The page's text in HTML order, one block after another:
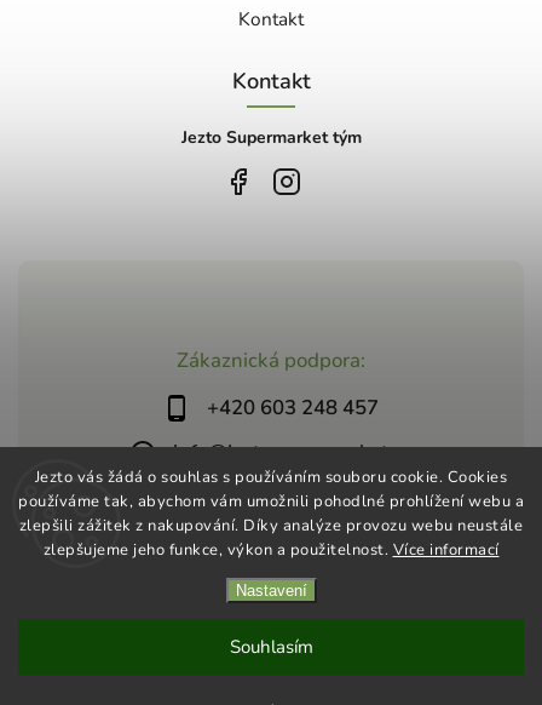
Jezto vás žádá o souhlas s používáním souboru cookie. Cookies
používáme tak, abychom vám umožnili pohodlné prohlížení webu a
zlepšili zážitek z nakupování. Díky analýze provozu webu neustále
zlepšujeme jeho funkce, výkon a použitelnost. Více informací
Nastavení
Souhlasím
Zákaznická podpora:
+420 603 248 457
info@jeztosupermarket.cz
Kontakt
Kontakt
Jezto Supermarket tým
Shoptet| Design